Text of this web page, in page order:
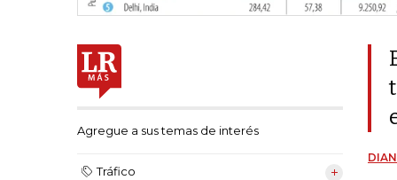
Agregue a sus temas de interés
Tráfico